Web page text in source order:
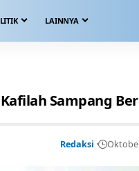
LAINNYA
Kafilah Sampang
Redaksi